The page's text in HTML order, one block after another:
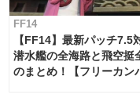
FF14
【FF14】最新パッチ7.5
潜水艦の全海路と飛空挺
のまとめ！【フリーカン